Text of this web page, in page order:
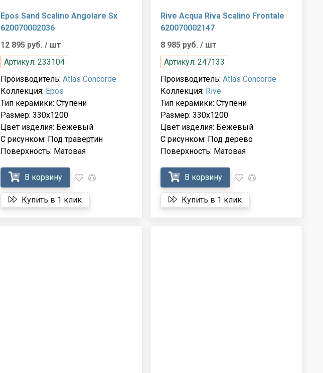
Epos Sand Scalino Angolare Sx
620070002036
12 895 руб. / шт
Артикул: 233104
Производитель: Atlas Concorde
Коллекция: Epos
Тип керамики: Ступени
Размер: 330x1200
Цвет изделия: Бежевый
С рисунком: Под травертин
Поверхность: Матовая
В корзину
Купить в 1 клик
Rive Acqua Riva Scalino Frontale
620070002147
8 985 руб./ шт
Артикул: 247133
Производитель:Atlas Concorde
Коллекция: Rive
Тип керамики: Ступени
Размер: 330x1200
Цвет изделия: Бежевый
С рисунком: Под дерево
Поверхность: Матовая
В корзину
Купить в 1 клик